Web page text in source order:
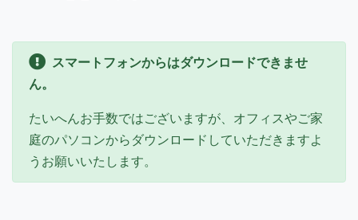
スマートフォンからはダウンロードできませ
ん。
たいへんお手数ではございますが、オフィスやご家
庭のパソコンからダウンロードしていただきますよ
うお願いいたします。